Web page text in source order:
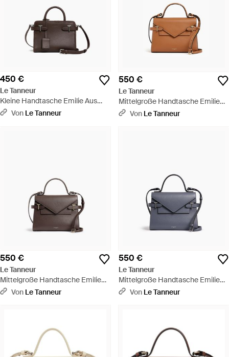
450 €
Le Tanneur
Kleine Handtasche Emilie Aus
Glattleder Mit Ziernähten - Braun
Von Le Tanneur
550 €
Le Tanneur
Mittelgroße Handtasche Emilie
Aus Genarbtem Leder Mit
Von Le Tanneur
550 €
Le Tanneur
Mittelgroße Handtasche Emilie
Aus Genarbtem Leder Mit
Von Le Tanneur
550 €
Le Tanneur
Mittelgroße Handtasche Emilie
Aus Genarbtem Leder Mit
Von Le Tanneur